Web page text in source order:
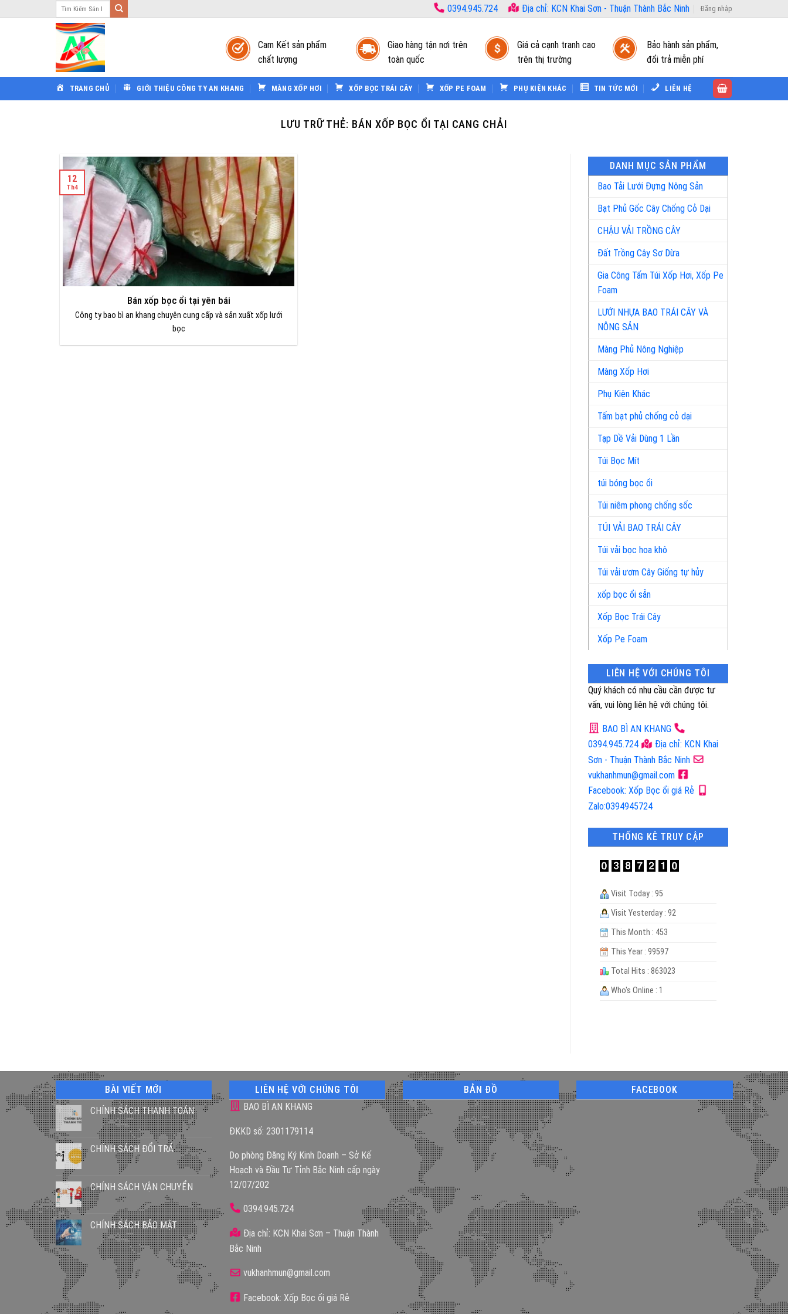
qua
0394.945.724 Địa chỉ: KCN Khai Sơn - Thuận Thành Bắc Ninh Đăng nhập
Cam Kết sản phẩm
chất lượng
Giao hàng tận nơi trên
toàn quốc
Giá cả cạnh tranh cao
trên thị trường
Bảo hành sản phẩm,
đổi trả miễn phí
TRANG CHỦ GIỚI THIỆU CÔNG TY AN KHANG MÀNG XỐP HƠI XỐP BỌC TRÁI CÂY XỐP PE FOAM PHỤ KIỆN KHÁC TIN TỨC MỚI LIÊN HỆ
LƯU TRỮ THẺ: BÁN XỐP BỌC ỔI TẠI CANG CHẢI
Bán xốp bọc ổi tại yên bái
Công ty bao bì an khang chuyên cung cấp và sản xuất xốp lưới
bọc
12
Th4
DANH MỤC SẢN PHẨM
Bao Tải Lưới Đựng Nông Sản
Bạt Phủ Gốc Cây Chống Cỏ Dại
CHẬU VẢI TRỒNG CÂY
Đất Trồng Cây Sơ Dừa
Gia Công Tấm Túi Xốp Hơi, Xốp Pe
Foam
LƯỚI NHỰA BAO TRÁI CÂY VÀ
NÔNG SẢN
Màng Phủ Nông Nghiệp
Màng Xốp Hơi
Phụ Kiện Khác
Tấm bạt phủ chống cỏ dại
Tạp Dề Vải Dùng 1 Lần
Túi Bọc Mít
túi bóng bọc ổi
Túi niêm phong chống sốc
TÚI VẢI BAO TRÁI CÂY
Túi vải bọc hoa khô
Túi vải ươm Cây Giống tự hủy
xốp bọc ổi sẵn
Xốp Bọc Trái Cây
Xốp Pe Foam
LIÊN HỆ VỚI CHÚNG TÔI
Quý khách có nhu cầu cần được tư
vấn, vui lòng liên hệ với chúng tôi.
BAO BÌ AN KHANG
0394.945.724
Địa chỉ: KCN Khai
Sơn - Thuận Thành Bắc Ninh
vukhanhmun@gmail.com
Facebook: Xốp Bọc ổi giá Rẻ
Zalo:0394945724
THỐNG KÊ TRUY CẬP
Visit Today : 95
Visit Yesterday : 92
This Month : 453
This Year : 99597
Total Hits : 863023
Who's Online : 1
BÀI VIẾT MỚI
CHÍNH SÁCH THANH TOÁN
CHÍNH SÁCH ĐỔI TRẢ
CHÍNH SÁCH VẬN CHUYỂN
CHÍNH SÁCH BẢO MẬT
LIÊN HỆ VỚI CHÚNG TÔI
BAO BÌ AN KHANG
ĐKKD số: 2301179114
Do phòng Đăng Ký Kinh Doanh – Sở Kế
Hoạch và Đầu Tư Tỉnh Bắc Ninh cấp ngày
12/07/202
0394.945.724
Địa chỉ: KCN Khai Sơn – Thuận Thành
Bắc Ninh
vukhanhmun@gmail.com
Facebook: Xốp Bọc ổi giá Rẻ
BẢN ĐỒ FACEBOOK